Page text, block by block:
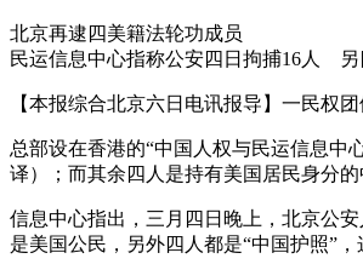
北京再逮四美籍法轮功成员
民运信息中心指称公安四日拘捕16人
【本报综合北京六日电讯报导】一民权
总部设在香港的“中国人权与民运信息中
译）；而其余四人是持有美国居民身分的
信息中心指出，三月四日晚上，北京公
是美国公民，另外四人都是“中国护照”